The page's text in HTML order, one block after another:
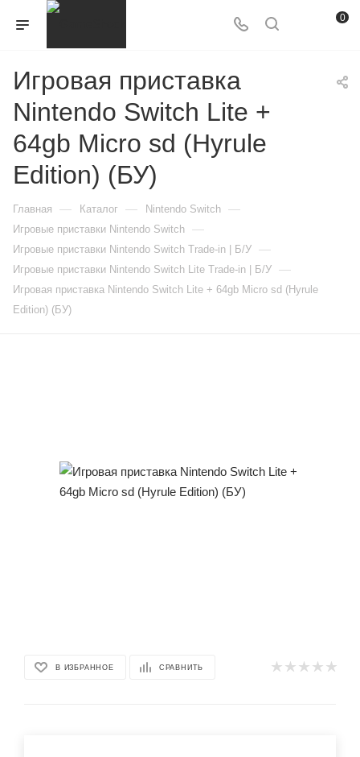
0
Игровая приставка
Nintendo Switch Lite +
64gb Micro sd (Hyrule
Edition) (БУ)
Главная — Каталог — Nintendo Switch —
Игровые приставки Nintendo Switch —
Игровые приставки Nintendo Switch Trade-in | Б/У —
Игровые приставки Nintendo Switch Lite Trade-in | Б/У —
Игровая приставка Nintendo Switch Lite + 64gb Micro sd (Hyrule
Edition) (БУ)
В ИЗБРАННОЕ СРАВНИТЬ